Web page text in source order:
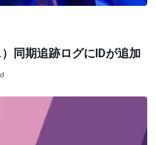
同期追跡ログにIDが追加